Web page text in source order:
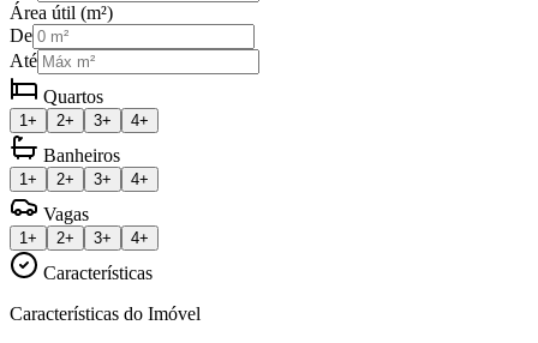
Área útil (m²)
De
Até
Quartos
1+ 2+ 3+ 4+
Banheiros
1+ 2+ 3+ 4+
Vagas
1+ 2+ 3+ 4+
Características
Características do Imóvel